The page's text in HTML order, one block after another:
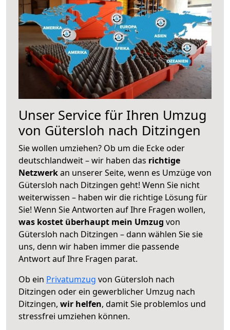
Unser Service für Ihren Umzug
von Gütersloh nach Ditzingen
Sie wollen umziehen? Ob um die Ecke oder
deutschlandweit – wir haben das richtige
Netzwerkan unserer Seite, wenn es Umzüge von
Gütersloh nach Ditzingen geht! Wenn Sie nicht
weiterwissen – haben wir die richtige Lösung für
Sie! Wenn Sie Antworten auf Ihre Fragen wollen,
was kostet überhaupt mein Umzug von
Gütersloh nach Ditzingen – dann wählen Sie sie
uns, denn wir haben immer die passende
Antwort auf Ihre Fragen parat.
Ob ein Privatumzug von Gütersloh nach
Ditzingen oder ein gewerblicher Umzug nach
Ditzingen, wir helfen, damit Sie problemlos und
stressfrei umziehen können.